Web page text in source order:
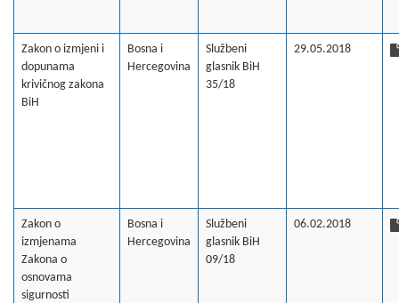
Zakon o izmjeni i
dopunama
krivičnog zakona
BiH
Bosna i
Hercegovina
Službeni
glasnik BiH
35/18
29.05.2018
Zakon o
izmjenama
Zakona o
osnovama
sigurnosti
Bosna i
Hercegovina
Službeni
glasnik BiH
09/18
06.02.2018